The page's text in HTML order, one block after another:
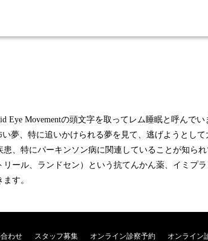
Movementの頭文字を取ってレム睡眠と呼んで
夢、特に追いかけられる夢を見て、逃げようとし
、特にパーキンソン病に関連していることが知ら
ール、ランドセン）という抗てんかん薬、イミプ
す。
わせ スタッフ募集 オンライン診察予約 オンライン